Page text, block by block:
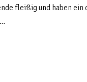
fleißig und haben